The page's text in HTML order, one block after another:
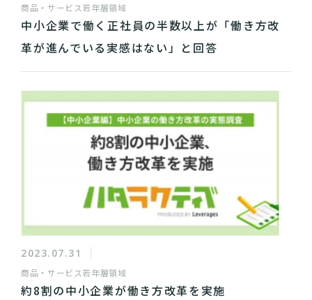
商品・サービス若年層領域
中小企業で働く正社員の半数以上が「働き方改
革が進んでいる実感はない」と回答
2023.07.31
商品・サービス若年層領域
約8割の中小企業が働き方改革を実施